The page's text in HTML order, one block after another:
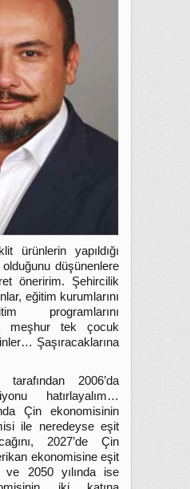
ürünlerin yapıldığı
düşünenlere
öneririm. Şehircilik
eğitim kurumlarını
programlarını
meşhur tek çocuk
Şaşıracaklarına
2006’da
hatırlayalım…
Çin ekonomisinin
ile neredeyse eşit
2027’de Çin
ekonomisine eşit
ve 2050 yılında ise